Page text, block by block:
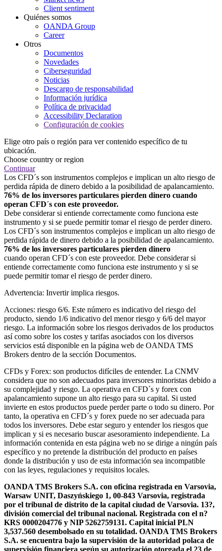
Client sentiment
Quiénes somos
OANDA Group
Career
Otros
Documentos
Novedades
Ciberseguridad
Noticias
Descargo de responsabilidad
Información jurídica
Política de privacidad
Accessibility Declaration
Configuración de cookies
Elige otro país o región para ver contenido específico de tu
ubicación.
Choose country or region
Continuar
Los CFD´s son instrumentos complejos e implican un alto riesgo de
perdida rápida de dinero debido a la posibilidad de apalancamiento.
76% de los inversores particulares pierden dinero cuando
operan CFD´s con este proveedor.
Debe considerar si entiende correctamente como funciona este
instrumento y si se puede permitir tomar el riesgo de perder dinero.
Los CFD´s son instrumentos complejos e implican un alto riesgo de
perdida rápida de dinero debido a la posibilidad de apalancamiento.
76% de los inversores particulares pierden dinero
cuando operan CFD´s con este proveedor. Debe considerar si
entiende correctamente como funciona este instrumento y si se
puede permitir tomar el riesgo de perder dinero.
Advertencia: Invertir implica riesgos.
Acciones: riesgo 6/6. Este número es indicativo del riesgo del
producto, siendo 1/6 indicativo del menor riesgo y 6/6 del mayor
riesgo. La información sobre los riesgos derivados de los productos
así como sobre los costes y tarifas asociados con los diversos
servicios está disponible en la página web de OANDA TMS
Brokers dentro de la sección Documentos.
CFDs y Forex: son productos difíciles de entender. La CNMV
considera que no son adecuados para inversores minoristas debido a
su complejidad y riesgo. La operativa en CFD´s y forex con
apalancamiento supone un alto riesgo para su capital. Si usted
invierte en estos productos puede perder parte o todo su dinero. Por
tanto, la operativa en CFD´s y forex puede no ser adecuada para
todos los inversores. Debe estar seguro y entender los riesgos que
implican y si es necesario buscar asesoramiento independiente. La
información contenida en esta página web no se dirige a ningún país
específico y no pretende la distribución del producto en países
donde la distribución y uso de esta información sea incompatible
con las leyes, regulaciones y requisitos locales.
OANDA TMS Brokers S.A. con oficina registrada en Varsovia,
Warsaw UNIT, Daszyńskiego 1, 00-843 Varsovia, registrada
por el tribunal de distrito de la capital ciudad de Varsovia. 13?,
división comercial del tribunal nacional. Registrada con el n?
KRS 0000204776 y NIP 5262759131. Capital inicial PLN
3,537.560 desembolsado en su totalidad. OANDA TMS Brokers
S.A. se encuentra bajo la supervisión de la autoridad polaca de